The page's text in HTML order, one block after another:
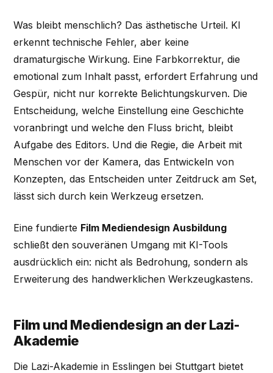
Was bleibt menschlich? Das ästhetische Urteil. KI
erkennt technische Fehler, aber keine
dramaturgische Wirkung. Eine Farbkorrektur, die
emotional zum Inhalt passt, erfordert Erfahrung und
Gespür, nicht nur korrekte Belichtungskurven. Die
Entscheidung, welche Einstellung eine Geschichte
voranbringt und welche den Fluss bricht, bleibt
Aufgabe des Editors. Und die Regie, die Arbeit mit
Menschen vor der Kamera, das Entwickeln von
Konzepten, das Entscheiden unter Zeitdruck am Set,
lässt sich durch kein Werkzeug ersetzen.
Eine fundierte Film Mediendesign Ausbildung
schließt den souveränen Umgang mit KI-Tools
ausdrücklich ein: nicht als Bedrohung, sondern als
Erweiterung des handwerklichen Werkzeugkastens.
Film und Mediendesign an der Lazi-
Akademie
Die Lazi-Akademie in Esslingen bei Stuttgart bietet